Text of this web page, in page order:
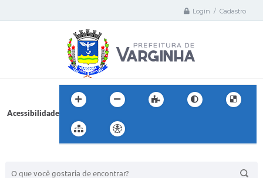
Login / Cadastro
Acessibilidade